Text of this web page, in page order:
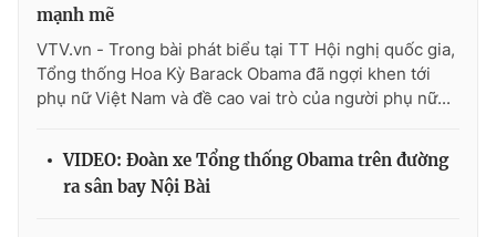
mạnh mẽ
VTV.vn - Trong bài phát biểu tại TT Hội nghị quốc gia,
Tổng thống Hoa Kỳ Barack Obama đã ngợi khen tới
phụ nữ Việt Nam và đề cao vai trò của người phụ nữ...
VIDEO: Đoàn xe Tổng thống Obama trên đường
ra sân bay Nội Bài